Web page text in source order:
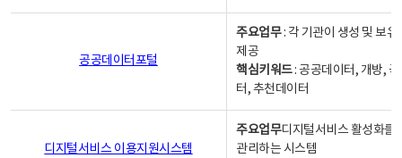
공공데이터포털
주요업무: 각 기관이 생성 및 보
제공
핵심키워드: 공공데이터, 개방,
터, 추천데이터
디지털서비스 이용지원시스템
주요업무디지털서비스 활성화를
관리하는 시스템